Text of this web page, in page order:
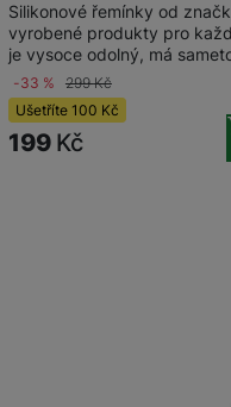
Silikonové řemínky od
vyrobené produkty pro
je vysoce odolný, má
-33 % 299Kč
Ušetříte 100 Kč
199 Kč